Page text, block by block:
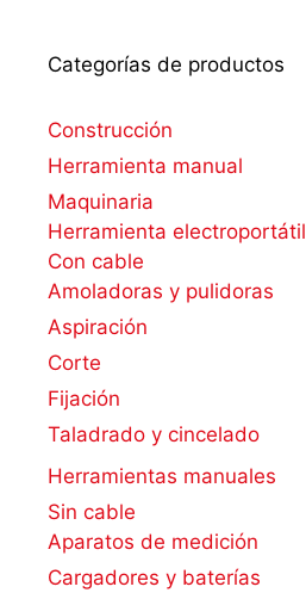
Categorías de productos
Construcción
Herramienta manual
Maquinaria
Herramienta electroportátil
Con cable
Amoladoras y pulidoras
Aspiración
Corte
Fijación
Taladrado y cincelado
Herramientas manuales
Sin cable
Aparatos de medición
Cargadores y baterías